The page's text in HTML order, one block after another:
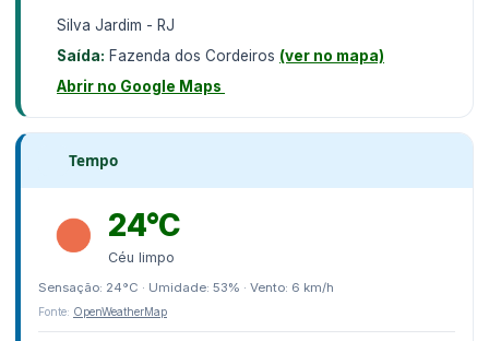
Silva Jardim - RJ
Saída: Fazenda dos Cordeiros (ver no mapa)
Abrir no Google Maps
Tempo
24°C
Céu limpo
Sensação: 24°C · Umidade: 53% · Vento: 6 km/h
Fonte: OpenWeatherMap